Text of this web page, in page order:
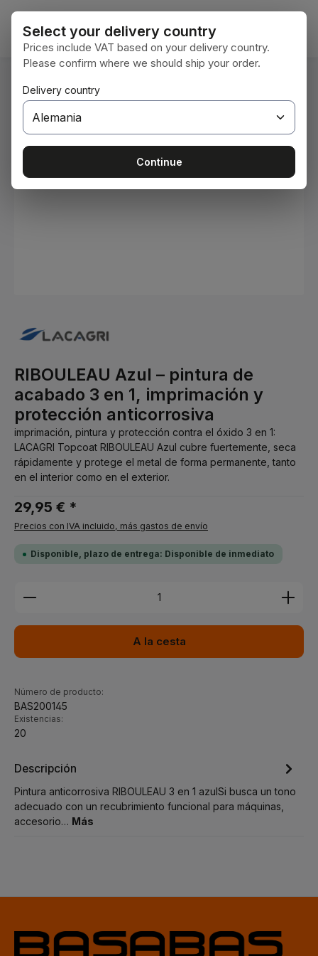
Saltar al contenido principal
Estás aquí: Inicio
RIBOULEAU Azul – pintura de
acabado 3 en 1, imprimación y
protección anticorrosiva
imprimación, pintura y protección contra el óxido 3 en 1:
LACAGRI Topcoat RIBOULEAU Azul cubre fuertemente, seca
rápidamente y protege el metal de forma permanente, tanto
en el interior como en el exterior.
29,95 € *
Precios con IVA incluido, más gastos de envío
Disponible, plazo de entrega: Disponible de inmediato
Cantidad del producto: introduce la cantidad
A la cesta
Número de producto:
BAS200145
Existencias:
20
Descripción
Pintura anticorrosiva RIBOULEAU 3 en 1 azulSi busca un tono
adecuado con un recubrimiento funcional para máquinas,
accesorio… Más
Select your delivery country
Prices include VAT based on your delivery country.
Please confirm where we should ship your order.
Delivery country
Continue